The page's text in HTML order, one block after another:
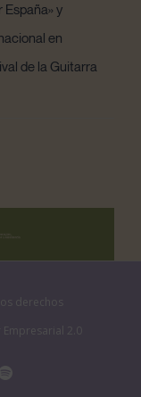
España» y
en
de la Guitarra
derechos
Empresarial 2.0
Spotify